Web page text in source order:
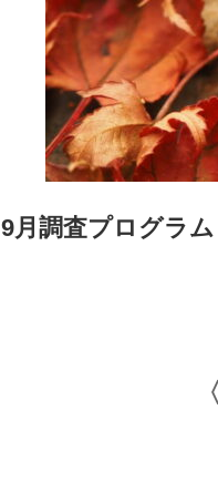
9月調査プログラ